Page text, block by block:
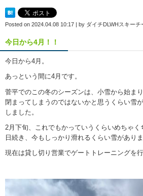
Posted on 2024.04.08 10:17 | by ダイチDLWHスキーチ
今日から4月！！
今日から4月。
あっという間に4月です。
菅平でのこの冬のシーズンは、小雪から始ま
閉まってしまうのではないかと思うくらい雪
しました。
2月下旬、これでもかっていうくらいめちゃ
日続き、今もしっかり滑れるくらい雪がありま
現在は貸し切り営業でゲートトレーニングを